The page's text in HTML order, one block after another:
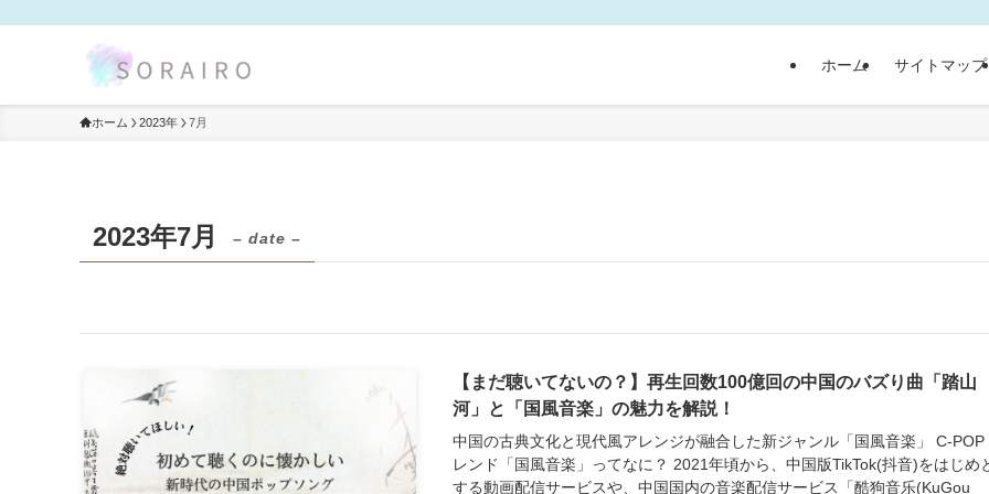
ホーム サイトマップ
ホーム 2023年 7月
2023年7月 – date –
【まだ聴いてないの？】再生回数100億回の中国のバズり曲「踏山
河」と「国風音楽」の魅力を解説！
中国の古典文化と現代風アレンジが融合した新ジャンル「国風音楽」 C-POP
レンド「国風音楽」ってなに？ 2021年頃から、中国版TikTok(抖音)をはじめ
する動画配信サービスや、中国国内の音楽配信サービス「酷狗音乐(KuGou